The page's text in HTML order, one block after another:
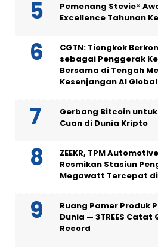
Pemenang Stevie®
Excellence Tahunan
CGTN: Tiongkok
sebagai Penggerak
Bersama di Tengah
Kesenjangan AI Global
Gerbang Bitcoin
Cuan di Dunia Kripto
ZEEKR, TPM
Resmikan Stasiun
Megawatt Tercepat
Ruang Pamer Produk
Dunia — 3TREES Catat
Record